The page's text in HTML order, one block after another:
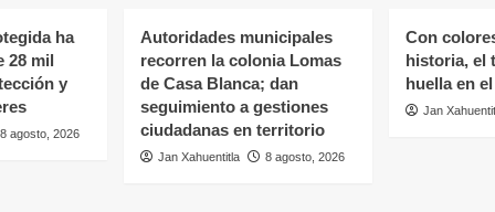
ha
28 mil
y
8 agosto, 2026
Autoridades municipales
recorren la colonia Lomas
de Casa Blanca; dan
seguimiento a gestiones
ciudadanas en territorio
Jan Xahuentitla 8 agosto, 2026
Con
historia, el
huella en
Jan